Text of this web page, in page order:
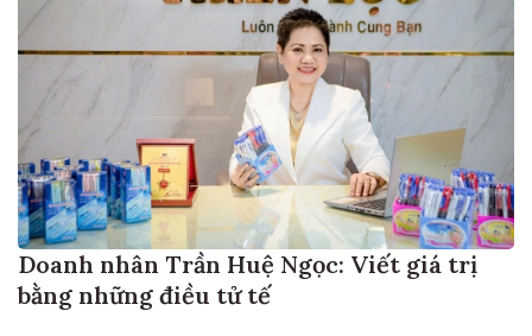
Doanh nhân Trần Huệ Ngọc: Viết giá trị
bằng những điều tử tế